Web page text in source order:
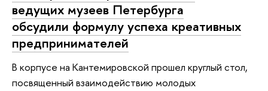
ведущих музеев Петербурга
обсудили формулу успеха креативных
предпринимателей
В корпусе на Кантемировской прошел круглый стол,
посвященный взаимодействию молодых